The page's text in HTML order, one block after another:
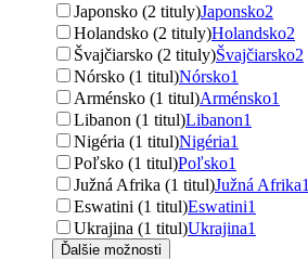
Japonsko (2 tituly)Japonsko2
Holandsko (2 tituly)Holandsko2
Švajčiarsko (2 tituly)Švajčiarsko2
Nórsko (1 titul)Nórsko1
Arménsko (1 titul)Arménsko1
Libanon (1 titul)Libanon1
Nigéria (1 titul)Nigéria1
Poľsko (1 titul)Poľsko1
Južná Afrika (1 titul)Južná Afrika1
Eswatini (1 titul)Eswatini1
Ukrajina (1 titul)Ukrajina1
Ďalšie možnosti